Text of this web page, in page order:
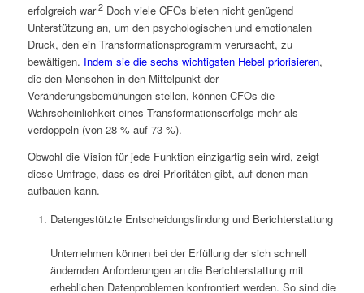
erfolgreich war.2Doch viele CFOs bieten nicht genügend
Unterstützung an, um den psychologischen und emotionalen
Druck, den ein Transformationsprogramm verursacht, zu
bewältigen. Indem sie die sechs wichtigsten Hebel priorisieren,
die den Menschen in den Mittelpunkt der
Veränderungsbemühungen stellen, können CFOs die
Wahrscheinlichkeit eines Transformationserfolgs mehr als
verdoppeln (von 28 % auf 73 %).
Obwohl die Vision für jede Funktion einzigartig sein wird, zeigt
diese Umfrage, dass es drei Prioritäten gibt, auf denen man
aufbauen kann.
Datengestützte Entscheidungsfindung und Berichterstattung
Unternehmen können bei der Erfüllung der sich schnell
ändernden Anforderungen an die Berichterstattung mit
erheblichen Datenproblemen konfrontiert werden. So sind die